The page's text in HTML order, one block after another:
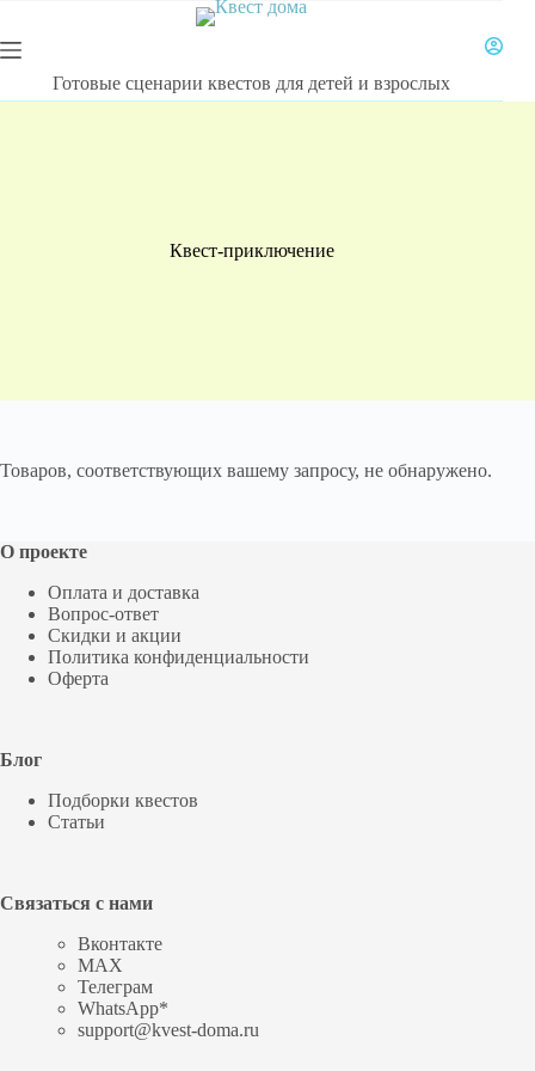
сути
Готовые сценарии квестов для детей и взрослых
Квест-приключение
Товаров, соответствующих вашему запросу, не обнаружено.
О проекте
Оплата и доставка
Вопрос-ответ
Скидки и акции
Политика конфиденциальности
Оферта
Блог
Подборки квестов
Статьи
Связаться с нами
Вконтакте
MAX
Телеграм
WhatsApp*
support@kvest-doma.ru